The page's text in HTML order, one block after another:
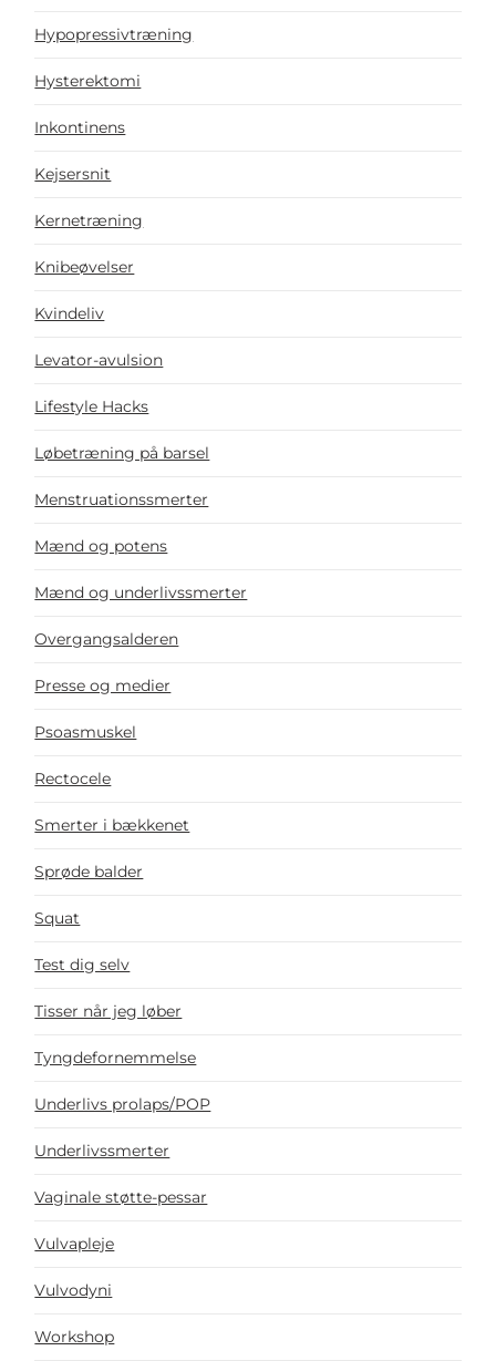
Hypopressivtræning
Hysterektomi
Inkontinens
Kejsersnit
Kernetræning
Knibeøvelser
Kvindeliv
Levator-avulsion
Lifestyle Hacks
Løbetræning på barsel
Menstruationssmerter
Mænd og potens
Mænd og underlivssmerter
Overgangsalderen
Presse og medier
Psoasmuskel
Rectocele
Smerter i bækkenet
Sprøde balder
Squat
Test dig selv
Tisser når jeg løber
Tyngdefornemmelse
Underlivs prolaps/POP
Underlivssmerter
Vaginale støtte-pessar
Vulvapleje
Vulvodyni
Workshop